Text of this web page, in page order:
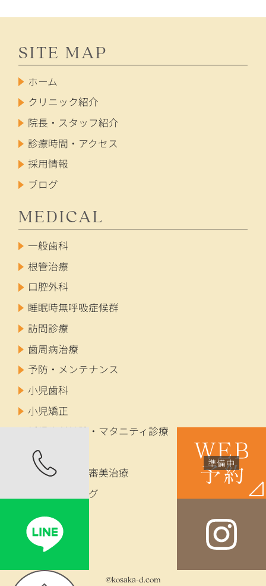
SITE MAP
ホーム
クリニック紹介
院長・スタッフ紹介
診療時間・アクセス
採用情報
ブログ
MEDICAL
一般歯科
根管治療
口腔外科
睡眠時無呼吸症候群
訪問診療
歯周病治療
予防・メンテナンス
小児歯科
小児矯正
妊婦歯科健診・マタニティ診療
成人矯正
セラミック・審美治療
ホワイトニング
インプラント
入れ歯
©kosaka-d.com